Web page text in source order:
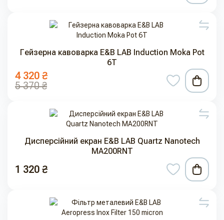
Гейзерна кавоварка E&B LAB Induction Moka Pot
6T
4 320 ₴
5 370 ₴
Дисперсійний екран E&B LAB Quartz Nanotech
MA200RNT
1 320 ₴